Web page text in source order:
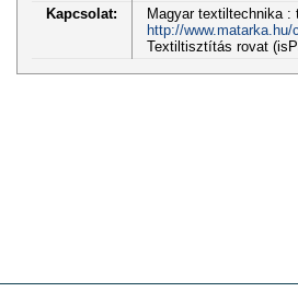
Kapcsolat:
Magyar textiltechnika :
http://
Textiltisztítás rovat